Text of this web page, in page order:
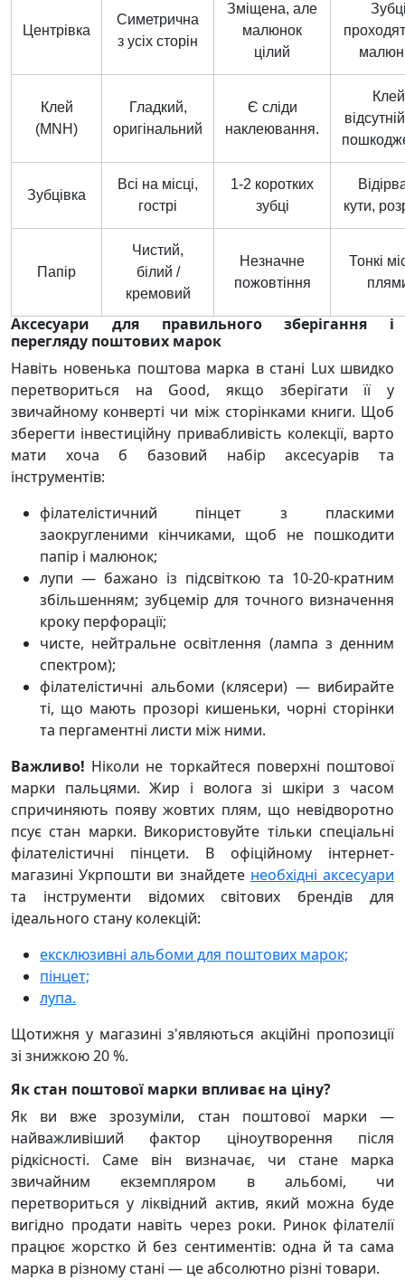
Центрівка
Симетрична
з усіх сторін
Зміщена, але
малюнок
цілий
Клей
(MNH)
Гладкий,
оригінальний
Є сліди
наклеювання.
Клей
Зубцівка
Всі на місці,
гострі
1-2 коротких
зубці
кути,
Папір
Чистий,
білий /
кремовий
Незначне
пожовтіння
Тонкі
Аксесуари для правильного зберігання і
перегляду поштових марок
Навіть новенька поштова марка в стані Lux швидко
перетвориться на Good, якщо зберігати її у
звичайному конверті чи між сторінками книги. Щоб
зберегти інвестиційну привабливість колекції, варто
мати хоча б базовий набір аксесуарів та
інструментів:
філателістичний пінцет з пласкими
заокругленими кінчиками, щоб не пошкодити
папір і малюнок;
лупи — бажано із підсвіткою та 10-20-кратним
збільшенням; зубцемір для точного визначення
кроку перфорації;
чисте, нейтральне освітлення (лампа з денним
спектром);
філателістичні альбоми (клясери) — вибирайте
ті, що мають прозорі кишеньки, чорні сторінки
та пергаментні листи між ними.
Важливо! Ніколи не торкайтеся поверхні поштової
марки пальцями. Жир і волога зі шкіри з часом
спричиняють появу жовтих плям, що невідворотно
псує стан марки. Використовуйте тільки спеціальні
філателістичні пінцети. В офіційному інтернет-
магазині Укрпошти ви знайдете необхідні аксесуари
та інструменти відомих світових брендів для
ідеального стану колекцій:
ексклюзивні альбоми для поштових марок;
пінцет;
лупа.
Щотижня у магазині з'являються акційні пропозиції
зі знижкою 20 %.
Як стан поштової марки впливає на ціну?
Як ви вже зрозуміли, стан поштової марки —
найважливіший фактор ціноутворення після
рідкісності. Саме він визначає, чи стане марка
звичайним екземпляром в альбомі, чи
перетвориться у ліквідний актив, який можна буде
вигідно продати навіть через роки. Ринок філателії
працює жорстко й без сентиментів: одна й та сама
марка в різному стані — це абсолютно різні товари.